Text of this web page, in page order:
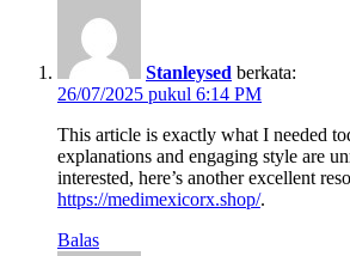
Stanleysed berkata:
26/07/2025 pukul 6:14 PM
This article is exactly what I needed
explanations and engaging style are
interested, here’s another excellent
https://medimexicorx.shop/.
Balas